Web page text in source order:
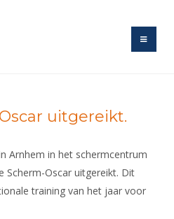
uitgereikt.
Arnhem in het schermcentrum
Scherm-Oscar uitgereikt. Dit
training van het jaar voor